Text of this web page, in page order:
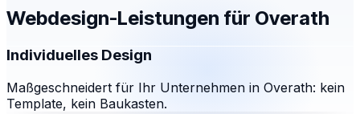
Webdesign-Leistungen für Overath
Individuelles Design
Maßgeschneidert für Ihr Unternehmen in Overath: kein
Template, kein Baukasten.